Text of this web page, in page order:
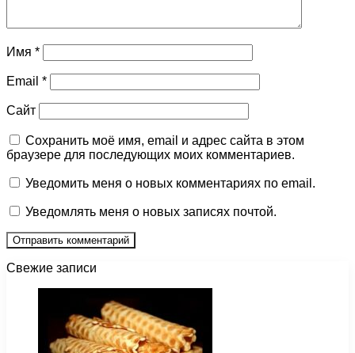
Имя *
Email *
Сайт
Сохранить моё имя, email и адрес сайта в этом
браузере для последующих моих комментариев.
Уведомить меня о новых комментариях по email.
Уведомлять меня о новых записях почтой.
Свежие записи